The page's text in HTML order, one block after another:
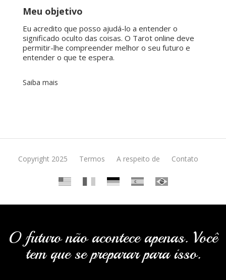
Meu objetivo
Eu acredito que posso ajudá-lo a entender o
significado oculto das coisas. O Tarot online deve
permitir-lhe compreender melhor o seu futuro e
entender o que te espera.
Saiba mais
Copyright 2025 Termos A respeito de Contato
O futuro não acontece apenas. Você
tem que se preparar para isso.